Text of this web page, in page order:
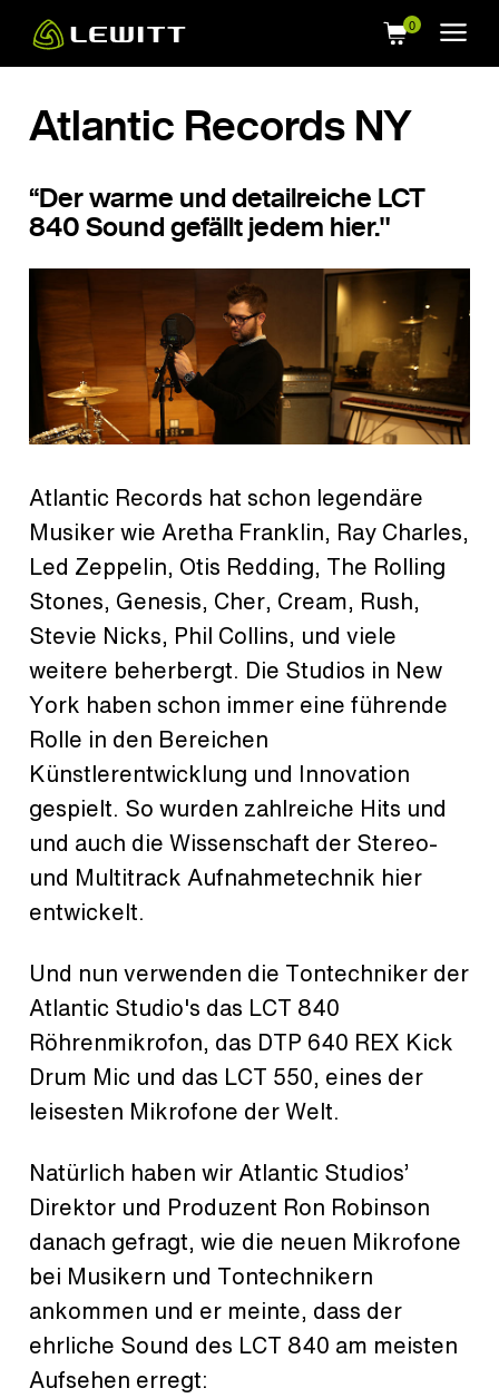
main
Atlantic Records NY
“Der warme und detailreiche LCT
840 Sound gefällt jedem hier."
Atlantic Records hat schon legendäre
Musiker wie Aretha Franklin, Ray Charles,
Led Zeppelin, Otis Redding, The Rolling
Stones, Genesis, Cher, Cream, Rush,
Stevie Nicks, Phil Collins, und viele
weitere beherbergt. Die Studios in New
York haben schon immer eine führende
Rolle in den Bereichen
Künstlerentwicklung und Innovation
gespielt. So wurden zahlreiche Hits und
und auch die Wissenschaft der Stereo-
und Multitrack Aufnahmetechnik hier
entwickelt.
Und nun verwenden die Tontechniker der
Atlantic Studio's das LCT 840
Röhrenmikrofon, das DTP 640 REX Kick
Drum Mic und das LCT 550, eines der
leisesten Mikrofone der Welt.
Natürlich haben wir Atlantic Studios’
Direktor und Produzent Ron Robinson
danach gefragt, wie die neuen Mikrofone
bei Musikern und Tontechnikern
ankommen und er meinte, dass der
ehrliche Sound des LCT 840 am meisten
Aufsehen erregt: